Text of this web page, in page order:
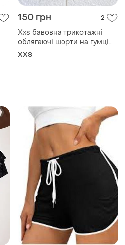
150 грн 2
Xxs бавовна трикотажні
облягаючі шорти на гумці
високі глибока посадка
XХS